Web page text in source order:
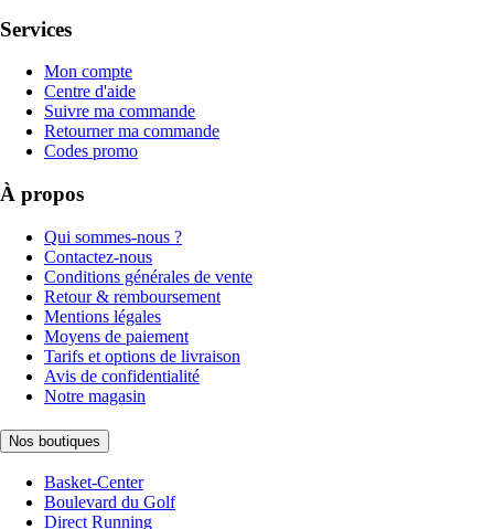
Services
Mon compte
Centre d'aide
Suivre ma commande
Retourner ma commande
Codes promo
À propos
Qui sommes-nous ?
Contactez-nous
Conditions générales de vente
Retour & remboursement
Mentions légales
Moyens de paiement
Tarifs et options de livraison
Avis de confidentialité
Notre magasin
Nos boutiques
Basket-Center
Boulevard du Golf
Direct Running